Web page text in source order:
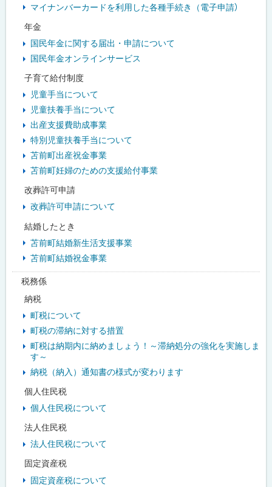
マイナンバーカードを利用した各種手続き（電子申請）
年金
国民年金に関する届出・申請について
国民年金オンラインサービス
子育て給付制度
児童手当について
児童扶養手当について
出産支援費助成事業
特別児童扶養手当について
苫前町出産祝金事業
苫前町妊婦のための支援給付事業
改葬許可申請
改葬許可申請について
結婚したとき
苫前町結婚新生活支援事業
苫前町結婚祝金事業
税務係
納税
町税について
町税の滞納に対する措置
町税は納期内に納めましょう！～滞納処分の強化を実施しま
す～
納税（納入）通知書の様式が変わります
個人住民税
個人住民税について
法人住民税
法人住民税について
固定資産税
固定資産税について